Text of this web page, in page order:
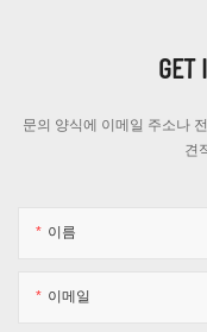
GET
문의 양식에 이메일 주소나
견
이름
이메일